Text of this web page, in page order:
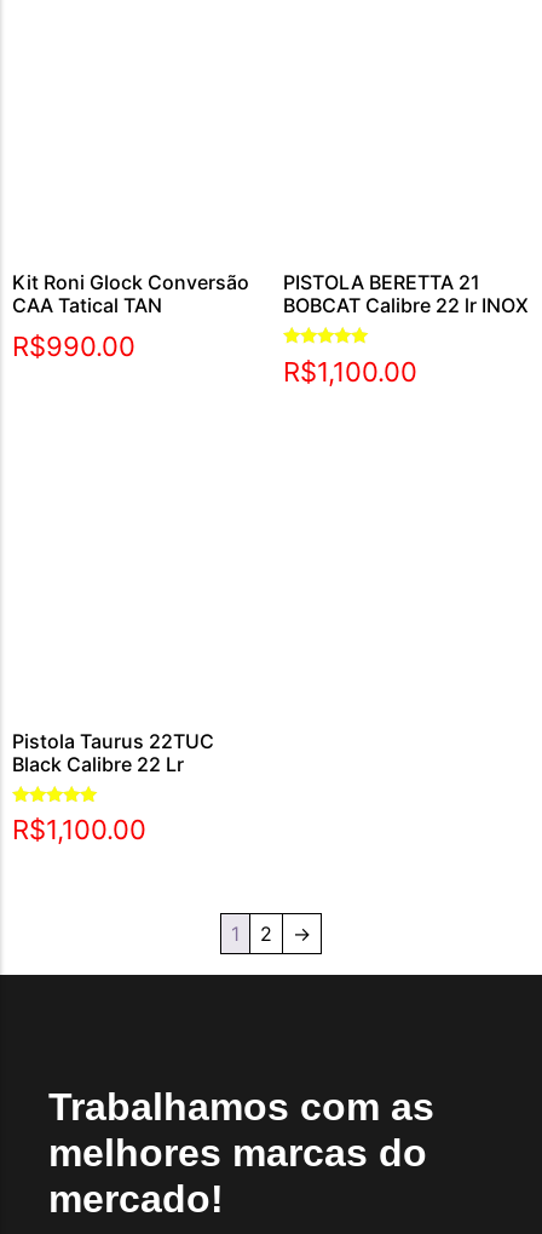
Kit Roni Glock Conversão
CAA Tatical TAN
R$990.00
PISTOLA BERETTA 21
BOBCAT Calibre 22 lr INOX
Avaliação
5.00
R$1,100.00
Pistola Taurus 22TUC
Black Calibre 22 Lr
Avaliação
5.00
R$1,100.00
1 2 →
Trabalhamos com as
melhores marcas do
mercado!